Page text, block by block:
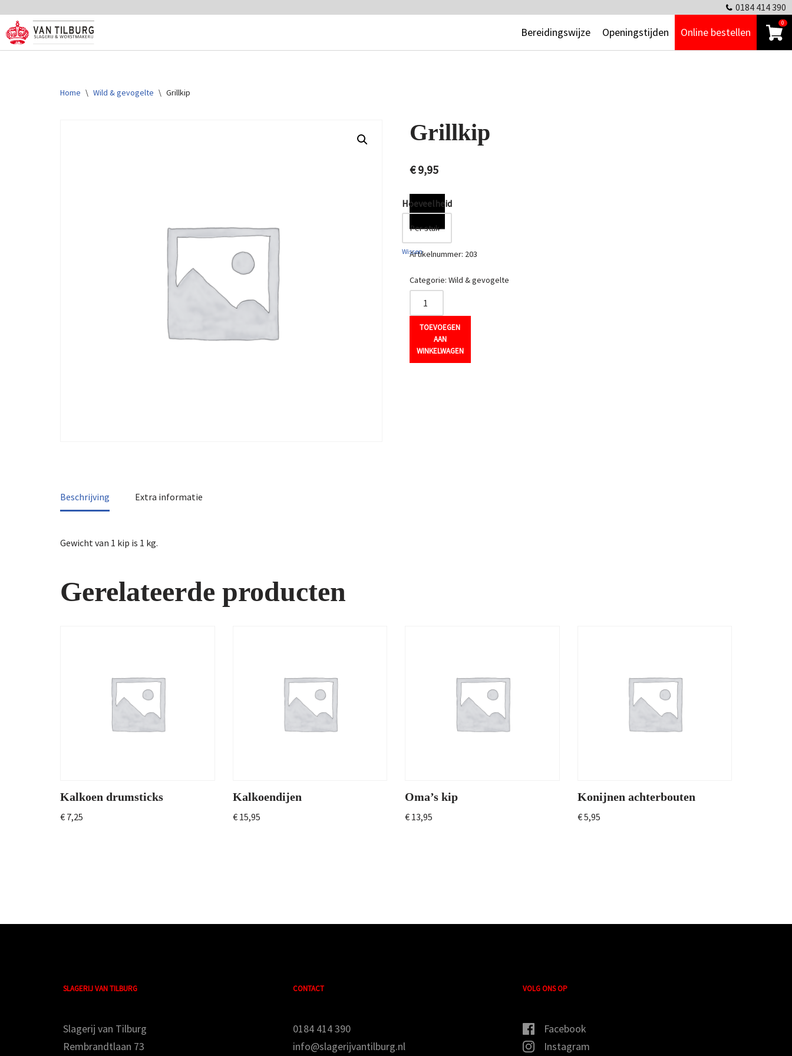
Ga
naar
0184 414 390
Bereidingswijze Openingstijden Online bestellen
0
Home \ Wild & gevogelte \ Grillkip
Grillkip
€9,95
Hoeveelheid
Wissen
TOEVOEGEN
AAN
WINKELWAGEN
Artikelnummer: 203
Categorie: Wild & gevogelte
Beschrijving Extra informatie
Gewicht van 1 kip is 1 kg.
Gerelateerde producten
Kalkoen drumsticks
€ 7,25
Kalkoendijen
€15,95
Oma’s kip
€ 13,95
Konijnen achterbouten
€5,95
SLAGERIJ VAN TILBURG
Slagerij van Tilburg
Rembrandtlaan 73
CONTACT
0184 414 390
info@slagerijvantilburg.nl
VOLG ONS OP
Facebook
Instagram